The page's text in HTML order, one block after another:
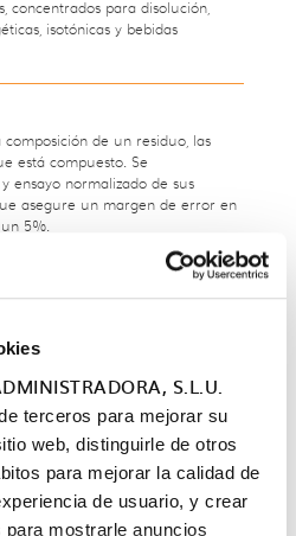
S.L.U.
terceros para mejorar su
web, distinguirle de otros
para mejorar la calidad de
de usuario, y crear
mostrarle anuncios
concentrados para disolución,
isotónicas y bebidas
composición de un residuo,
las
está compuesto. Se
y ensayo normalizado de sus
asegure un margen de error en
5%.
para residuos de envases
entre las autoridades
gestión o el
o la prestación de un